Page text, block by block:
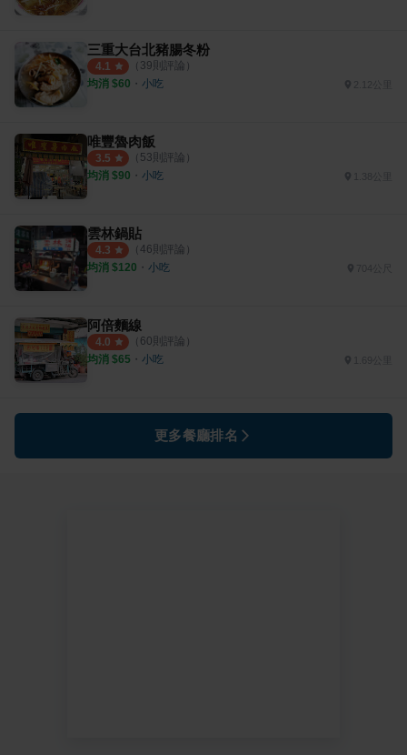
三重大台北豬腸冬粉
4.1 （ 39則評論）
均消 $60 ・ 小吃
唯豐魯肉飯
3.5 （ 53則評論）
均消 $90 ・ 小吃
雲林鍋貼
4.3 （ 46則評論）
均消 $120 ・ 小吃 704公尺
阿倍麵線
4.0 （ 60則評論）
均消 $65 ・ 小吃
更多餐廳排名